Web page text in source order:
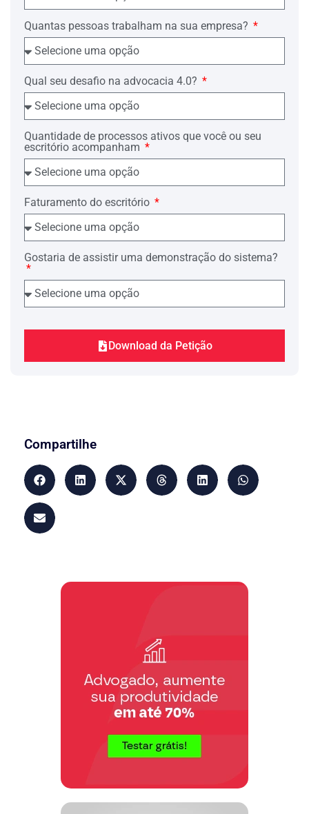
Quantas pessoas trabalham na sua empresa?
Qual seu desafio na advocacia 4.0?
Quantidade de processos ativos que você ou seu
escritório acompanham
Faturamento do escritório
Gostaria de assistir uma demonstração do sistema?
Download da Petição
Compartilhe